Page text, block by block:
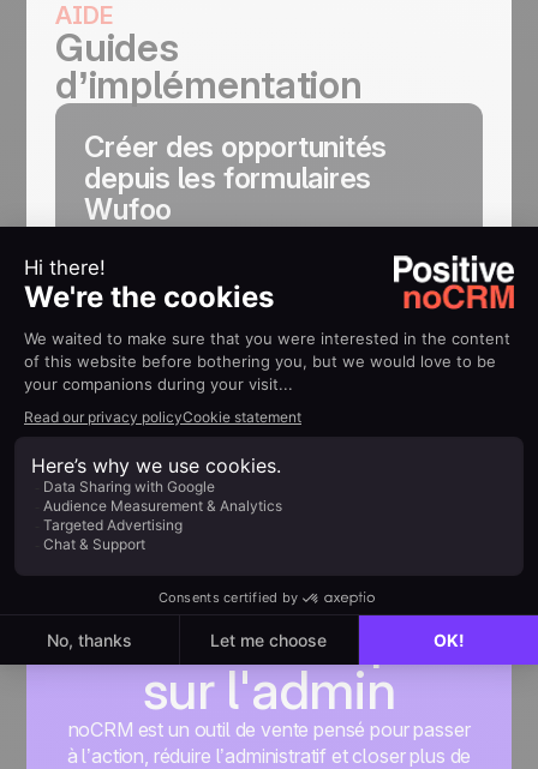
AIDE
Guides
d’implémentation
Créer des opportunités
depuis les formulaires
Wufoo
des formulaires de contact Wufoo
En savoir plus
Concentrez-vous
sur la vente, pas
sur l'admin
noCRM est un outil de vente pensé pour passer
à l’action, réduire l’administratif et closer plus de